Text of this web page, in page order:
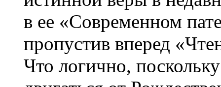
в ее «Современном
пропустив вперед
Что логично,